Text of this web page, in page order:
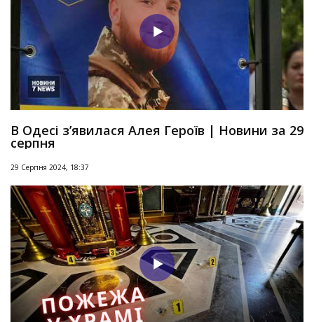
В Одесі з’явилася Алея Героїв | Новини за 29
серпня
29 Серпня 2024, 18:37